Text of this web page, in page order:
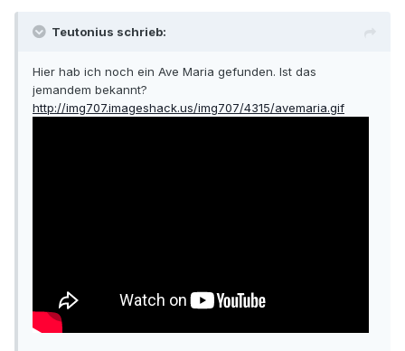
Teutonius schrieb:
Hier hab ich noch ein Ave Maria gefunden. Ist das
jemandem bekannt?
http://img707.imageshack.us/img707/4315/avemaria.gif